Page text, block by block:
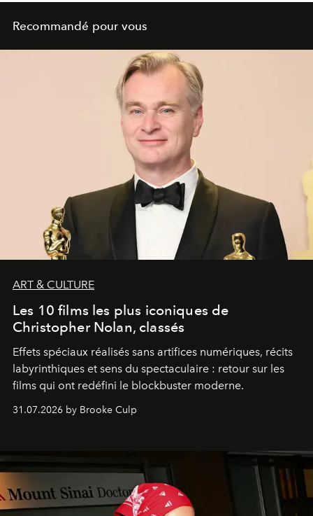
Recommandé pour vous
ART & CULTURE
Les 10 films les plus iconiques de
Christopher Nolan, classés
Effets spéciaux réalisés sans artifices numériques, récits
labyrinthiques et sens du spectaculaire : retour sur les
films qui ont redéfini le blockbuster moderne.
31.07.2026 by Brooke Culp